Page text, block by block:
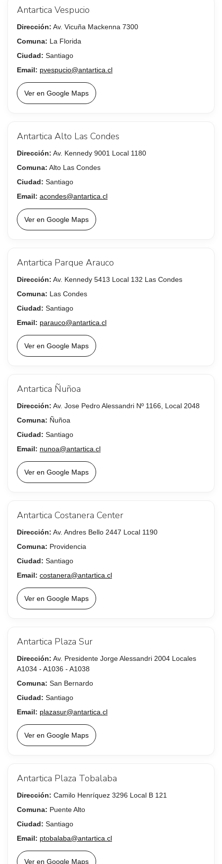
Antartica Vespucio
Dirección: Av. Vicuña Mackenna 7300
Comuna: La Florida
Ciudad: Santiago
Email: pvespucio@antartica.cl
Ver en Google Maps
Antartica Alto Las Condes
Dirección: Av. Kennedy 9001 Local 1180
Comuna: Alto Las Condes
Ciudad: Santiago
Email: acondes@antartica.cl
Ver en Google Maps
Antartica Parque Arauco
Dirección: Av. Kennedy 5413 Local 132 Las Condes
Comuna: Las Condes
Ciudad: Santiago
Email: parauco@antartica.cl
Ver en Google Maps
Antartica Ñuñoa
Dirección: Av. Jose Pedro Alessandri Nº 1166, Local 2048
Comuna: Ñuñoa
Ciudad: Santiago
Email: nunoa@antartica.cl
Ver en Google Maps
Antartica Costanera Center
Dirección: Av. Andres Bello 2447 Local 1190
Comuna: Providencia
Ciudad: Santiago
Email: costanera@antartica.cl
Ver en Google Maps
Antartica Plaza Sur
Dirección: Av. Presidente Jorge Alessandri 2004 Locales
A1034 - A1036 - A1038
Comuna: San Bernardo
Ciudad: Santiago
Email: plazasur@antartica.cl
Ver en Google Maps
Antartica Plaza Tobalaba
Dirección: Camilo Henríquez 3296 Local B 121
Comuna: Puente Alto
Ciudad: Santiago
Email: ptobalaba@antartica.cl
Ver en Google Maps